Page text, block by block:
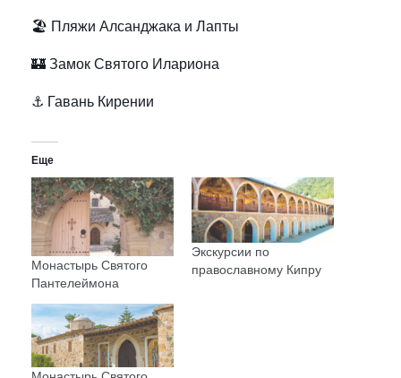
🏖 Пляжи Алсанджака и Лапты
🏰 Замок Святого Илариона
⚓ Гавань Кирении
Еще
Монастырь Святого
Пантелеймона
Экскурсии по
православному Кипру